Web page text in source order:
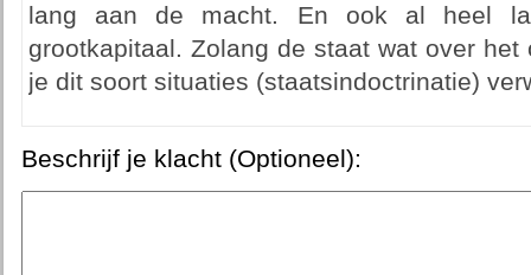
lang aan de macht. En ook al heel
grootkapitaal. Zolang de staat wat over
je dit soort situaties (staatsindoctrinatie)
Beschrijf je klacht (Optioneel):